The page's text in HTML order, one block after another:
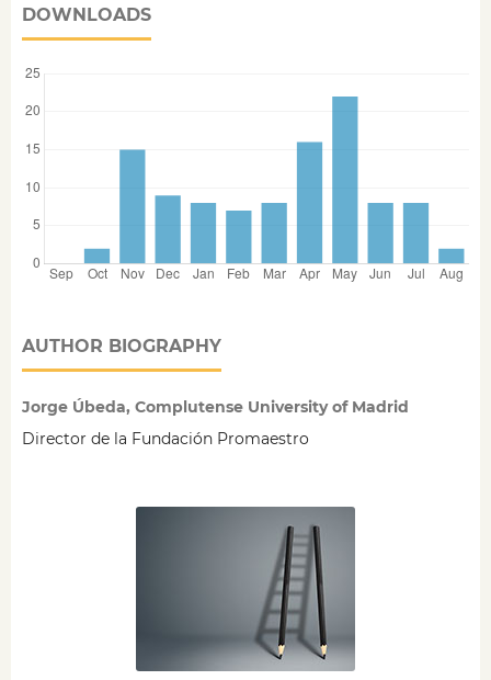
DOWNLOADS
AUTHOR BIOGRAPHY
Jorge Úbeda, Complutense University of Madrid
Director de la Fundación Promaestro